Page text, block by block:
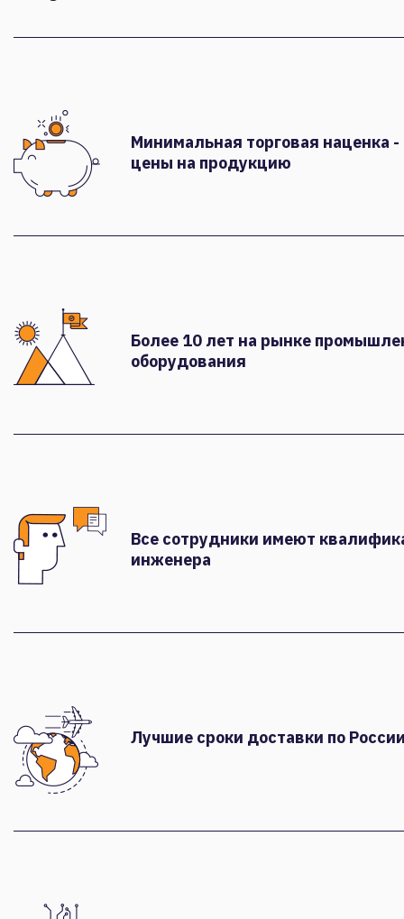
Минимальная торговая наценка
цены на продукцию
Более 10 лет на рынке
оборудования
Все сотрудники имеют
инженера
Лучшие сроки доставки по